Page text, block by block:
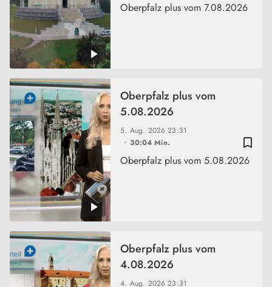
Oberpfalz plus vom 7.08.2026
bookmark_border
5. Aug. 202623:31
30:04 Min.
Oberpfalz plus vom
5.08.2026
Oberpfalz plus vom 5.08.2026
4. Aug. 202623:31
Oberpfalz plus vom
4.08.2026